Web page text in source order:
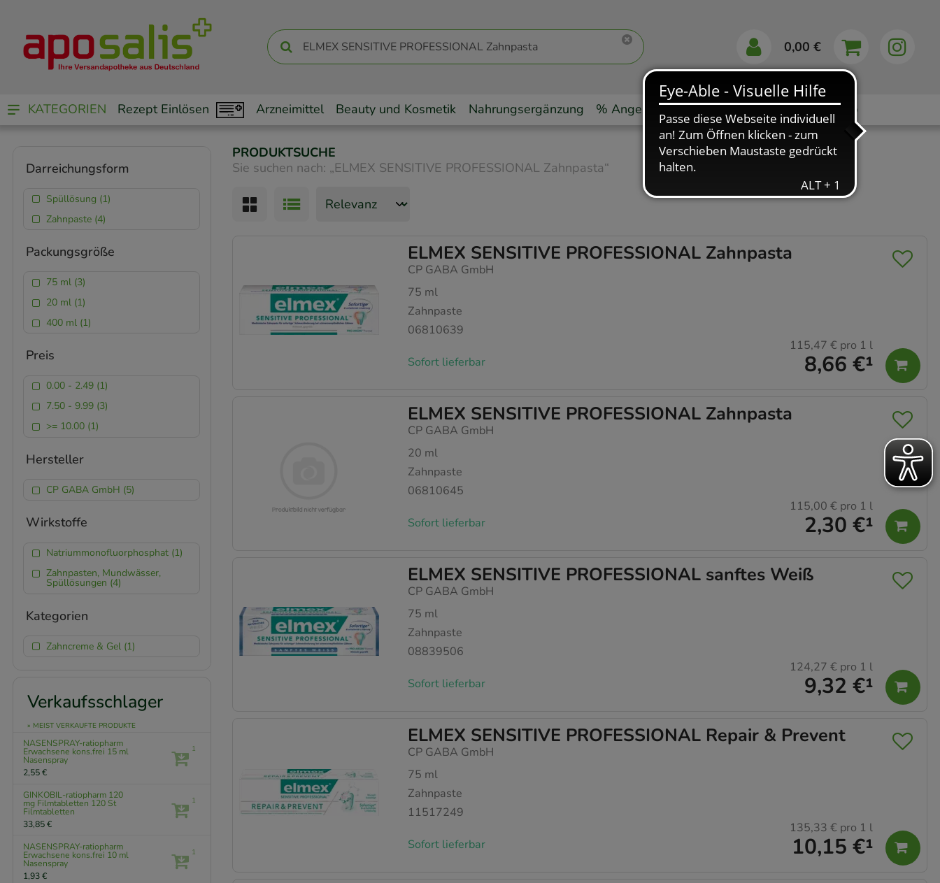
0,00 €
KATEGORIEN Rezept Einlösen Arzneimittel Beauty und Kosmetik Nahrungsergänzung % Angebote Markenshops Ratgeber App
PRODUKTSUCHE
Sie suchen nach: „ELMEX SENSITIVE PROFESSIONAL Zahnpasta“
ELMEX SENSITIVE PROFESSIONAL Zahnpasta
CP GABA GmbH
75 ml
Zahnpaste
06810639
Sofort lieferbar 8,66 €¹
115,47 € pro 1 l
ELMEX SENSITIVE PROFESSIONAL Zahnpasta
CP GABA GmbH
20 ml
Zahnpaste
06810645
Sofort lieferbar 2,30 €¹
115,00 € pro 1 l
ELMEX SENSITIVE PROFESSIONAL sanftes Weiß
CP GABA GmbH
75 ml
Zahnpaste
08839506
Sofort lieferbar 9,32 €¹
124,27 € pro 1 l
ELMEX SENSITIVE PROFESSIONAL Repair & Prevent
CP GABA GmbH
75 ml
Zahnpaste
11517249
Sofort lieferbar 10,15 €¹
135,33 € pro 1 l
Darreichungsform
Spüllösung (1)
Zahnpaste (4)
Packungsgröße
75 ml (3)
20 ml (1)
400 ml (1)
Preis
0.00 - 2.49 (1)
7.50 - 9.99 (3)
>= 10.00 (1)
Hersteller
CP GABA GmbH (5)
Wirkstoffe
Natriummonofluorphosphat (1)
Zahnpasten, Mundwässer,
Spüllösungen (4)
Kategorien
Zahncreme & Gel (1)
Verkaufsschlager
» MEIST VERKAUFTE PRODUKTE
NASENSPRAY-ratiopharm
Erwachsene kons.frei 15 ml
Nasenspray
2,55 €
1
GINKOBIL-ratiopharm 120
mg Filmtabletten 120 St
Filmtabletten
33,85 €
1
NASENSPRAY-ratiopharm
Erwachsene kons.frei 10 ml
Nasenspray
1,93 €
1